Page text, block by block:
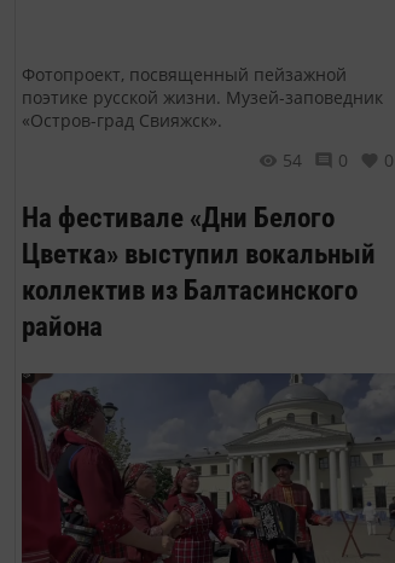
Фотопроект, посвященный пейзажной
поэтике русской жизни. Музей-заповедник
«Остров-град Свияжск».
54
0 0
На фестивале «Дни Белого
Цветка» выступил вокальный
коллектив из Балтасинского
района